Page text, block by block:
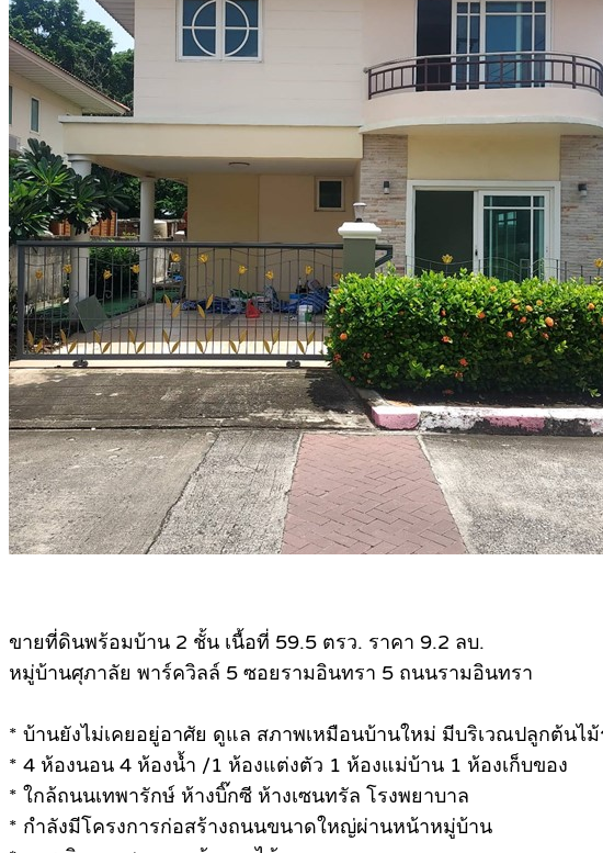
ขายที่ดินพร้อมบ้าน 2 ชั้น เนื้อที่ 59.5 ตรว. ราคา 9.2 ลบ.
หมู่บ้านศุภาลัย พาร์ควิลล์ 5 ซอยรามอินทรา 5 ถนนรามอินทรา
* บ้านยังไม่เคยอยู่อาศัย ดูแล สภาพเหมือนบ้านใหม่ มีบริเวณปลูกต้นไ
* 4 ห้องนอน 4 ห้องน้ำ /1 ห้องแต่งตัว 1 ห้องแม่บ้าน 1 ห้องเก็บของ
* ใกล้ถนนเทพารักษ์ ห้างบิ๊กซี ห้างเซนทรัล โรงพยาบาล
* กำลังมีโครงการก่อสร้างถนนขนาดใหญ่ผ่านหน้าหมู่บ้าน